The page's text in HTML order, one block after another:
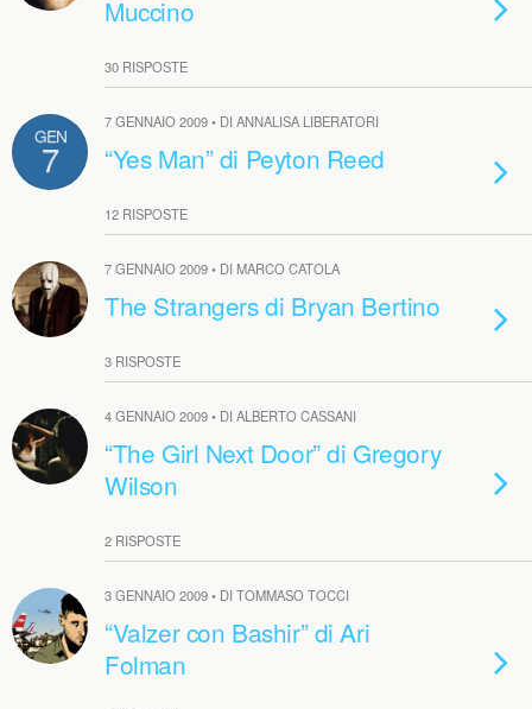
Muccino
30 RISPOSTE
GEN
7
7 GENNAIO 2009 • DI ANNALISA LIBERATORI
“Yes Man” di Peyton Reed
12 RISPOSTE
7 GENNAIO 2009 • DI MARCO CATOLA
The Strangers di Bryan Bertino
3 RISPOSTE
4 GENNAIO 2009 • DI ALBERTO CASSANI
“The Girl Next Door” di Gregory
Wilson
2 RISPOSTE
3 GENNAIO 2009 • DI TOMMASO TOCCI
“Valzer con Bashir” di Ari
Folman